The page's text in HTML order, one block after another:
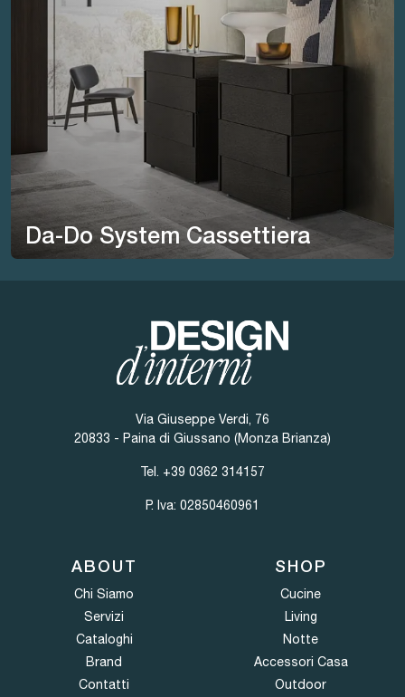
Da-Do System Cassettiera
Via Giuseppe Verdi, 76
20833 - Paina di Giussano (Monza Brianza)
Tel. +39 0362 314157
P. Iva: 02850460961
ABOUT
Chi Siamo
Servizi
Cataloghi
Brand
Contatti
SHOP
Cucine
Living
Notte
Accessori Casa
Outdoor